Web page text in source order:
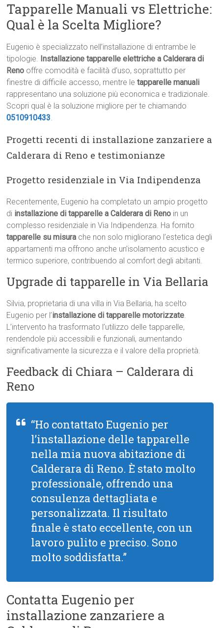
Tapparelle Manuali vs Elettriche:
Qual è la Scelta Migliore?
Eugenio è specializzato nell’installazione di entrambe le
tipologie. Installazione tapparelle elettriche a Calderara di
Reno offre comodità e facilità d’uso, soprattutto per
finestre di difficile accesso, mentre letapparelle manuali
rappresentano una soluzione più economica e tradizionale.
Scopri qual è la soluzione migliore per te chiamando
0510910433.
Progetti recenti di installazione zanzariere a
Calderara di Reno e testimonianze
Progetto residenziale in Via Indipendenza
Recentemente, Eugenio ha completato un ampio progetto
di installazione di tapparelle a Calderara di Reno in un
complesso residenziale in Via Indipendenza. Ha fornito
tapparelle su misura che non solo migliorano l’estetica degli
appartamenti ma offrono anche un’isolamento acustico e
termico superiore, contribuendo al comfort degli abitanti.
Upgrade di tapparelle in Via Bellaria
Silvia, proprietaria di una villa in Via Bellaria, ha scelto
Eugenio per l’installazione di tapparelle motorizzate.
L’intervento ha trasformato l’utilizzo delle tapparelle,
rendendole più accessibili e funzionali, aumentando
significativamente la sicurezza e il valore della proprietà.
Feedback di Chiara – Calderara di
Reno
“Ho contattato Eugenio per
l’installazione delle tapparelle
nella mia nuova abitazione di
Calderara di Reno. È stato molto
professionale, offrendo una
consulenza dettagliata e
personalizzata. Il risultato
finale è stato eccellente, con un
lavoro pulito e preciso. Sono
molto soddisfatta.”
Contatta Eugenio per
installazione zanzariere a